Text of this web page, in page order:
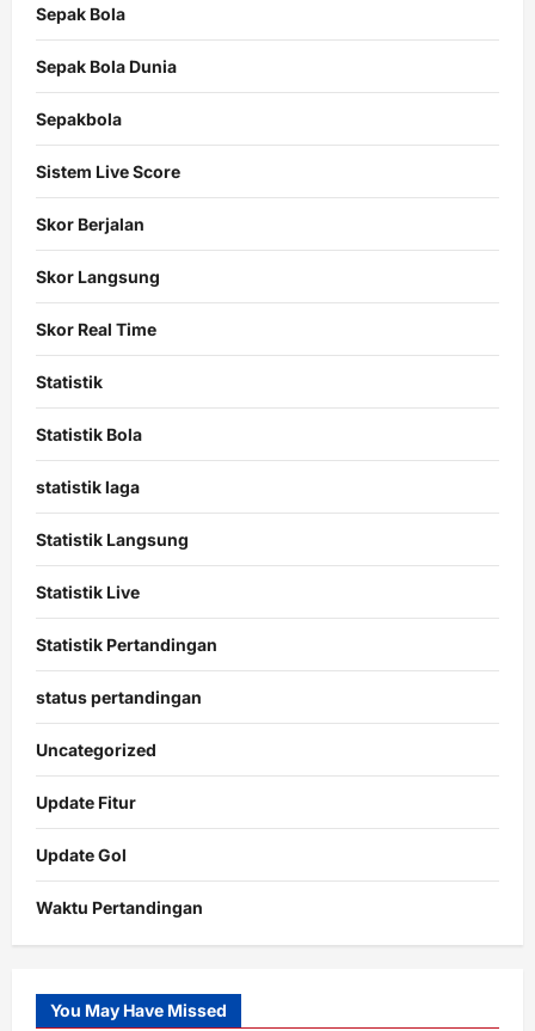
Sepak Bola
Sepak Bola Dunia
Sepakbola
Sistem Live Score
Skor Berjalan
Skor Langsung
Skor Real Time
Statistik
Statistik Bola
statistik laga
Statistik Langsung
Statistik Live
Statistik Pertandingan
status pertandingan
Uncategorized
Update Fitur
Update Gol
Waktu Pertandingan
Slot
Gacor
You May Have Missed